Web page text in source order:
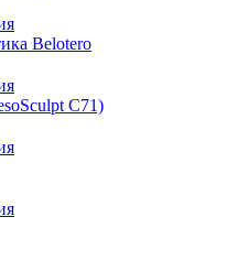
Belotero
С71)